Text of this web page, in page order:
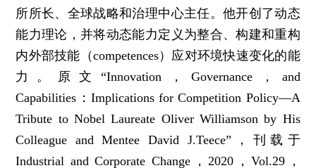
所所长、全球战略和治理中心主任。他开创了动态
能力理论，并将动态能力定义为整合、构建和重构
内外部技能（competences）应对环境快速变化的能
力。原文“Innovation，Governance，and
Capabilities：Implications for Competition Policy—A
Tribute to Nobel Laureate Oliver Williamson by His
Colleague and Mentee David J.Teece”，刊载于
Industrial and Corporate Change，2020，Vol.29，